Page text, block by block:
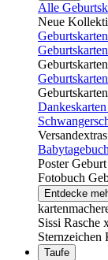
Alle
Neue
Versandextras
Babytagebuch
Poster Geburt
Fotobuch
Entdecke
Sissi Rasche
Sternzeichen
Taufe